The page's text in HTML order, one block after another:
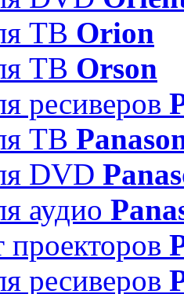
ТВ Orion
ТВ Orson
ресиверов
ТВ
DVD
аудио
ресиверов